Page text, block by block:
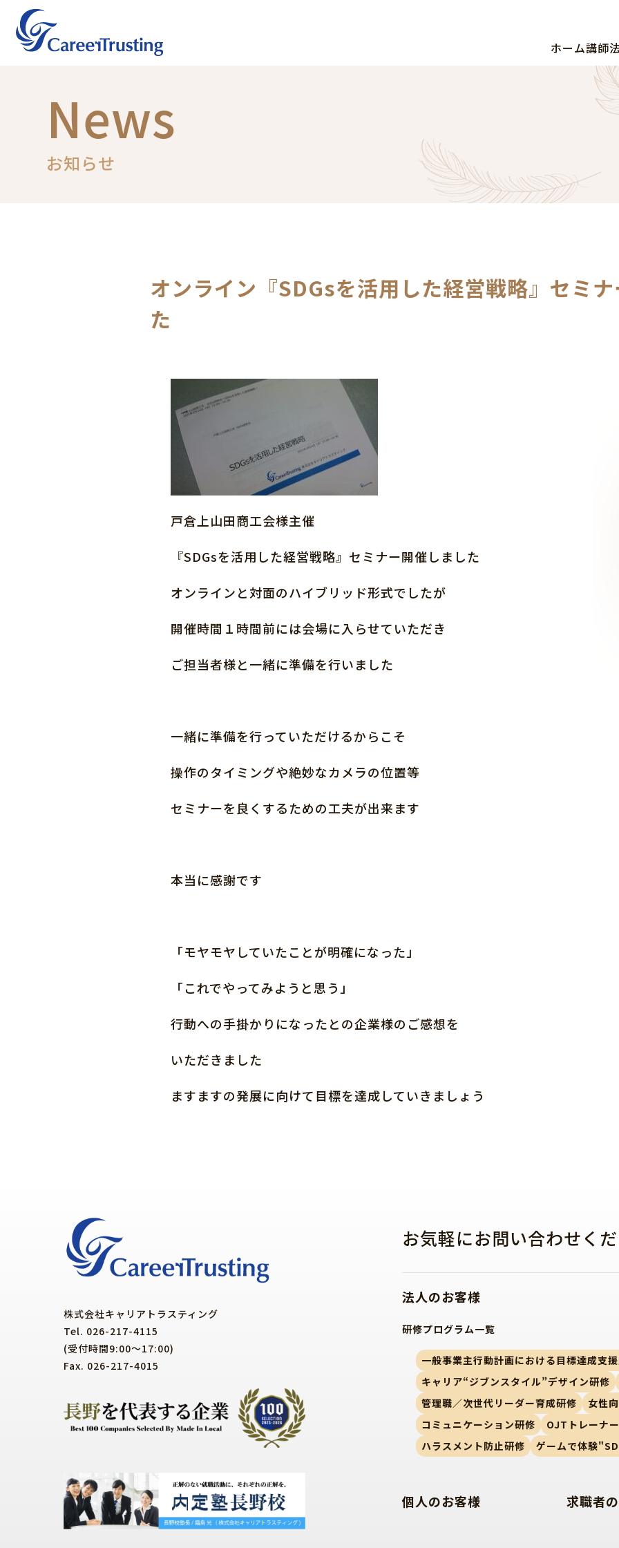
ホーム講師
News
お知らせ
オンライン『SDGsを活用した経営戦略』セミ
た
戸倉上山田商工会様主催
『SDGsを活用した経営戦略』セミナー開催しました
オンラインと対面のハイブリッド形式でしたが
開催時間１時間前には会場に入らせていただき
ご担当者様と一緒に準備を行いました
一緒に準備を行っていただけるからこそ
操作のタイミングや絶妙なカメラの位置等
セミナーを良くするための工夫が出来ます
本当に感謝です
「モヤモヤしていたことが明確になった」
「これでやってみようと思う」
行動への手掛かりになったとの企業様のご感想を
いただきました
ますますの発展に向けて目標を達成していきましょう
株式会社キャリアトラスティング
Tel. 026-217-4115
(受付時間9:00～17:00)
Fax. 026-217-4015
お気軽にお問い合わせく
法人のお客様
研修プログラム一覧
一般事業主行動計画における目標達成支
キャリア“ジブンスタイル”デザイン研修
管理職／次世代リーダー育成研修
女性
コミュニケーション研修
OJTトレーナ
ハラスメント防止研修
ゲームで体験
個人のお客様 求職者